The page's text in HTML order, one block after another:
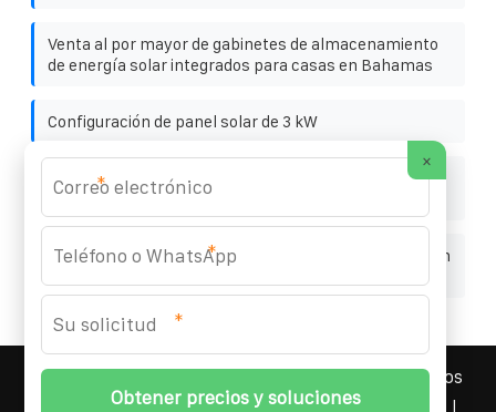
Venta al por mayor de gabinetes de almacenamiento
de energía solar integrados para casas en Bahamas
Configuración de panel solar de 3 kW
Método de construcción de la batería de flujo de la
estación de comunicación del contenedor solar Gitega
Cómo medir la intensidad de la batería de una estación
YOUFOTO INDUSTRIAL SOLAR
2026 Todos los
derechos reservados. | Teléfono:+34 91 527 43 18
×
*
*
*